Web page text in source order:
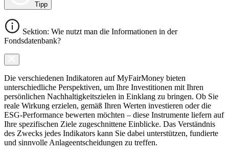
Tipp
Sektion: Wie nutzt man die Informationen in der
Fondsdatenbank?
Die verschiedenen Indikatoren auf MyFairMoney bieten
unterschiedliche Perspektiven, um Ihre Investitionen mit Ihren
persönlichen Nachhaltigkeitszielen in Einklang zu bringen. Ob Sie
reale Wirkung erzielen, gemäß Ihren Werten investieren oder die
ESG-Performance bewerten möchten – diese Instrumente liefern auf
Ihre spezifischen Ziele zugeschnittene Einblicke. Das Verständnis
des Zwecks jedes Indikators kann Sie dabei unterstützen, fundierte
und sinnvolle Anlageentscheidungen zu treffen.